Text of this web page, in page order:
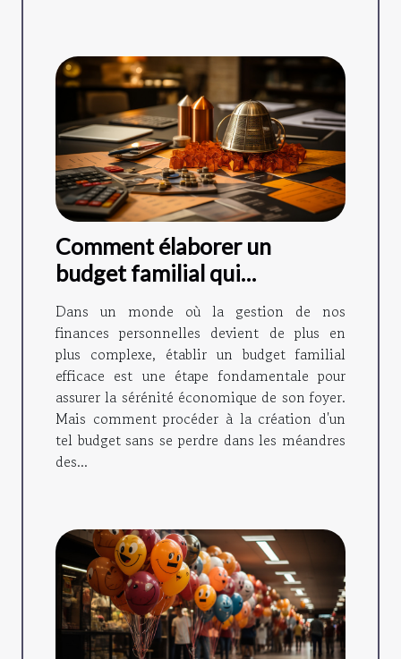
Comment élaborer un
budget familial qui
fonctionne
Dans un monde où la gestion de nos
finances personnelles devient de plus en
plus complexe, établir un budget familial
efficace est une étape fondamentale pour
assurer la sérénité économique de son foyer.
Mais comment procéder à la création d'un
tel budget sans se perdre dans les méandres
des...